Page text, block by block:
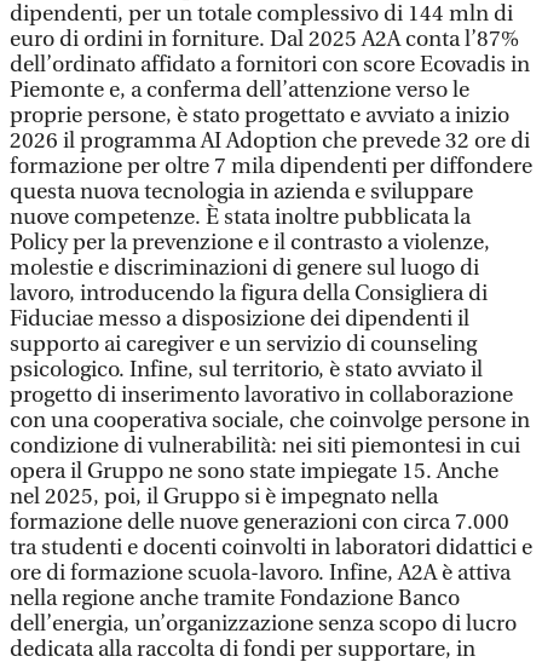
dipendenti, per un totale complessivo di 144 mln di
euro di ordini in forniture. Dal 2025 A2A conta l’87%
dell’ordinato affidato a fornitori con score Ecovadis in
Piemonte e, a conferma dell’attenzione verso le
proprie persone, è stato progettato e avviato a inizio
2026 il programma AI Adoption che prevede 32 ore di
formazione per oltre 7 mila dipendenti per diffondere
questa nuova tecnologia in azienda e sviluppare
nuove competenze. È stata inoltre pubblicata la
Policy per la prevenzione e il contrasto a violenze,
molestie e discriminazioni di genere sul luogo di
lavoro, introducendo la figura della Consigliera di
Fiduciae messo a disposizione dei dipendenti il
supporto ai caregiver e un servizio di counseling
psicologico. Infine, sul territorio, è stato avviato il
progetto di inserimento lavorativo in collaborazione
con una cooperativa sociale, che coinvolge persone in
condizione di vulnerabilità: nei siti piemontesi in cui
opera il Gruppo ne sono state impiegate 15. Anche
nel 2025, poi, il Gruppo si è impegnato nella
formazione delle nuove generazioni con circa 7.000
tra studenti e docenti coinvolti in laboratori didattici e
ore di formazione scuola-lavoro. Infine, A2A è attiva
nella regione anche tramite Fondazione Banco
dell’energia, un’organizzazione senza scopo di lucro
dedicata alla raccolta di fondi per supportare, in